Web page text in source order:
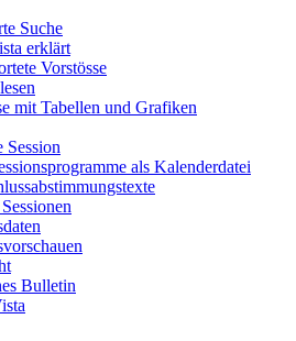
Suche
erklärt
Vorstösse
mit Tabellen und Grafiken
Session
als Kalenderdatei
Bulletin